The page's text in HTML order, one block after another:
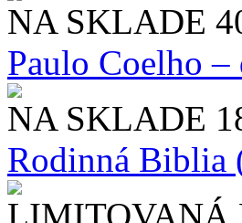
NA SKLADE
Paulo Coelho
NA SKLADE
Rodinná Biblia
LIMITOVANÁ